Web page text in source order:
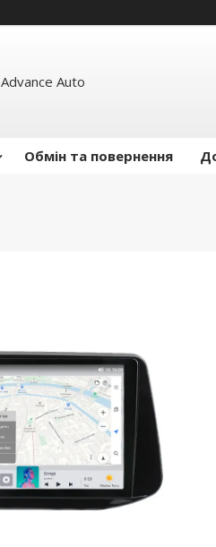
Advance Auto
Обмін та повернення